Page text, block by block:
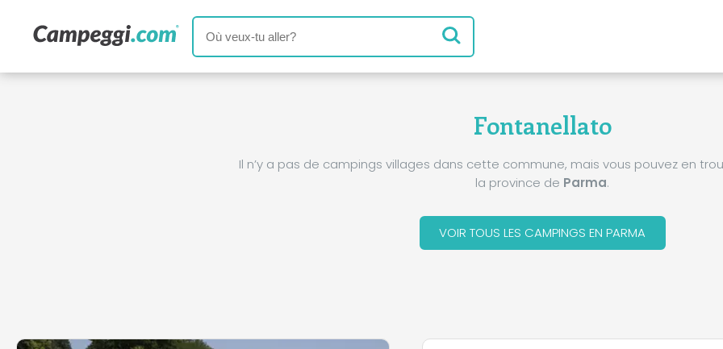
Fontanellato
Il n’y a pas de campings villages dans cette commune, mais vous pouvez en
la province de Parma.
VOIR TOUS LES CAMPINGS EN PARMA